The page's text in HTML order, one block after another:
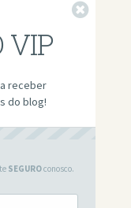
VIP
receber
do blog!
SEGUROconosco.